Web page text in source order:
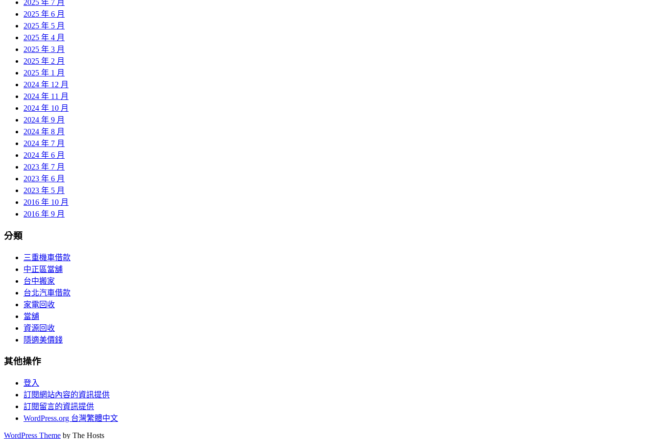
2025 年 7 月
2025 年 6 月
2025 年 5 月
2025 年 4 月
2025 年 3 月
2025 年 2 月
2025 年 1 月
2024 年 12 月
2024 年 11 月
2024 年 10 月
2024 年 9 月
2024 年 8 月
2024 年 7 月
2024 年 6 月
2023 年 7 月
2023 年 6 月
2023 年 5 月
2016 年 10 月
2016 年 9 月
分類
三重機車借款
中正區當舖
台中搬家
台北汽車借款
家電回收
當舖
資源回收
隱適美價錢
其他操作
登入
訂閱網站內容的資訊提供
訂閱留言的資訊提供
WordPress.org 台灣繁體中文
WordPress Theme by The Hosts